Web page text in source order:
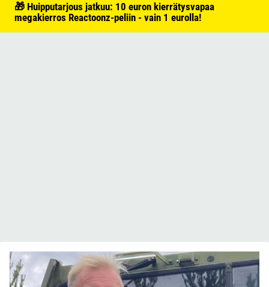
🎁 Huipputarjous jatkuu: 10 euron kierrätysvapaa
megakierros Reactoonz-peliin - vain 1 eurolla!